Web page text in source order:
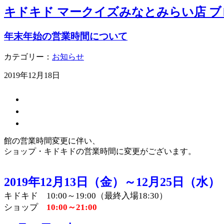
キドキド マークイズみなとみらい店
年末年始の営業時間について
カテゴリー： お知らせ
2019年12月18日
館の営業時間変更に伴い、
ショップ・キドキドの営業時間に変更がございます。
2019年12月13日（金）～12月25日（水）
キドキド 10:00～19:00（最終入場18:30）
ショップ 10:00～21:00